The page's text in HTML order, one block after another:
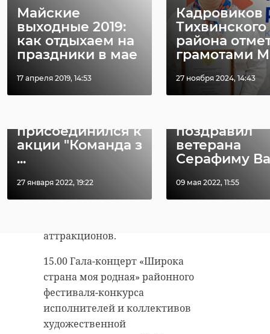
Майские
выходные 2019:
как отдыхаем на
праздники в мае
17 апреля 2019, 14:53
Кадровиков
Тихвинского
района
грамотами
27 ноября 2024, 14:43
РЕКОМЕНДУЕМ
присоединился к
акции "Команда з
...
27 января 2022, 19:22
поздравил
ветерана
Серафиму Ва
09 мая 2022, 11:55
школа № 2.
11.00 Традиционный велопробег
Отечественной войне.
12.00 Праздничное открытие
городка аттракционов
аттракционов.
15.00 Гала-концерт «Широка
страна моя родная» районного
фестиваля-конкурса
исполнителей и коллективов
художественной